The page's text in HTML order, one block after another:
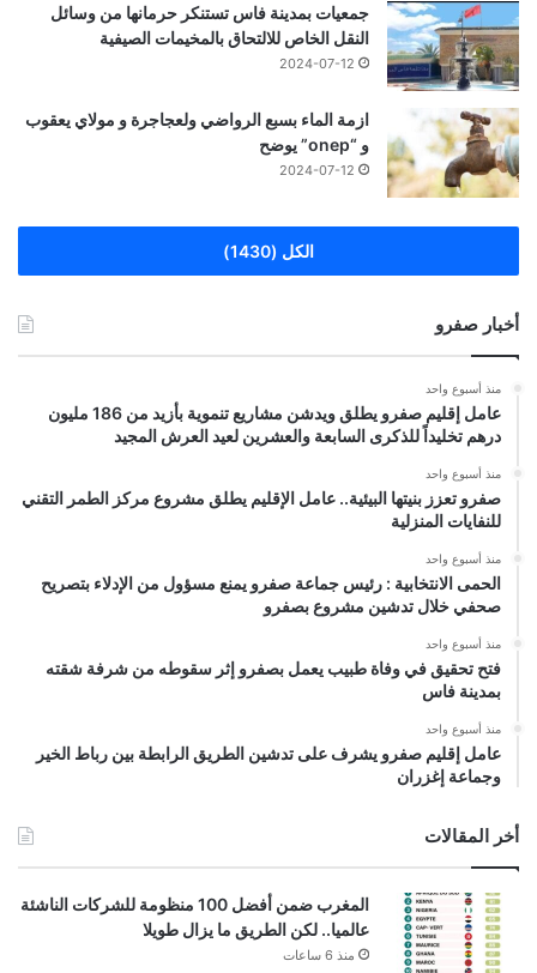
جمعيات بمدينة فاس تستنكر حرمانها من وسائل
النقل الخاص للالتحاق بالمخيمات الصيفية
2024-07-12
ازمة الماء بسبع الرواضي ولعجاجرة و مولاي يعقوب
و “onep” يوضح
2024-07-12
الكل (1430)
أخبار صفرو
منذ أسبوع واحد
عامل إقليم صفرو يطلق ويدشن مشاريع تنموية بأزيد من 186 مليون
درهم تخليداً للذكرى السابعة والعشرين لعيد العرش المجيد
منذ أسبوع واحد
صفرو تعزز بنيتها البيئية.. عامل الإقليم يطلق مشروع مركز الطمر التقني
للنفايات المنزلية
منذ أسبوع واحد
الحمى الانتخابية : رئيس جماعة صفرو يمنع مسؤول من الإدلاء بتصريح
صحفي خلال تدشين مشروع بصفرو
منذ أسبوع واحد
فتح تحقيق في وفاة طبيب يعمل بصفرو إثر سقوطه من شرفة شقته
بمدينة فاس
منذ أسبوع واحد
عامل إقليم صفرو يشرف على تدشين الطريق الرابطة بين رباط الخير
وجماعة إغزران
أخر المقالات
المغرب ضمن أفضل 100 منظومة للشركات الناشئة
عالميا.. لكن الطريق ما يزال طويلا
منذ 6 ساعات